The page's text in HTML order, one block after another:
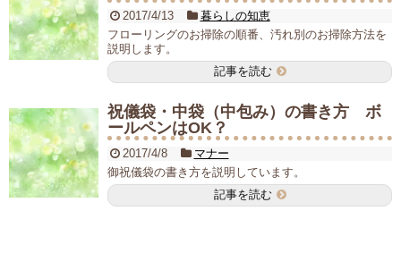
2017/4/13
暮らしの知恵
フローリングのお掃除の順番、汚れ別のお掃除方法を
説明します。
記事を読む
祝儀袋・中袋（中包み）の書き方 ボ
ールペンはOK？
2017/4/8
マナー
御祝儀袋の書き方を説明しています。
記事を読む